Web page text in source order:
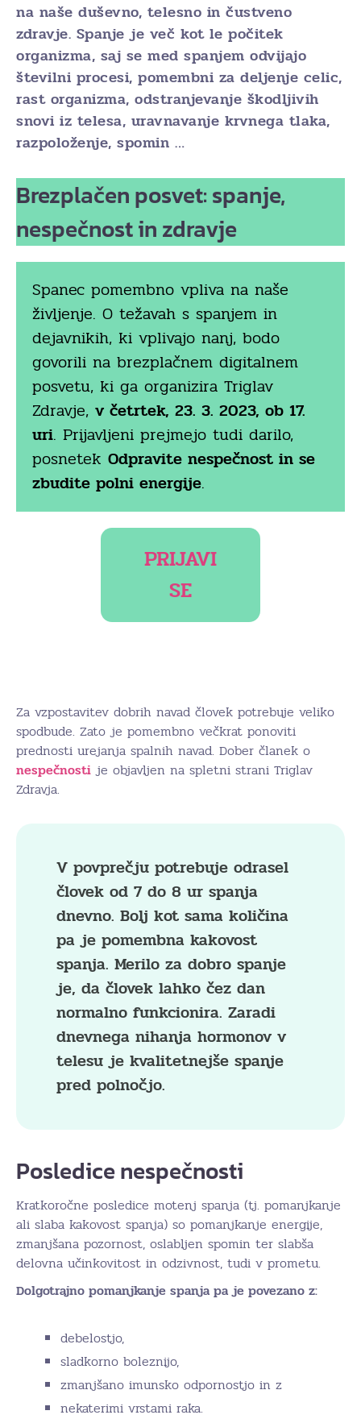
na naše duševno, telesno in čustveno
zdravje. Spanje je več kot le počitek
organizma, saj se med spanjem odvijajo
številni procesi, pomembni za deljenje celic,
rast organizma, odstranjevanje škodljivih
snovi iz telesa, uravnavanje krvnega tlaka,
razpoloženje, spomin …
Brezplačen posvet: spanje,
nespečnost in zdravje
Spanec pomembno vpliva na naše
življenje. O težavah s spanjem in
dejavnikih, ki vplivajo nanj, bodo
govorili na brezplačnem digitalnem
posvetu, ki ga organizira Triglav
Zdravje, v četrtek, 23. 3. 2023, ob 17.
uri. Prijavljeni prejmejo tudi darilo,
posnetek Odpravite nespečnost in se
zbudite polni energije.
PRIJAVI
SE
Za vzpostavitev dobrih navad človek potrebuje veliko
spodbude. Zato je pomembno večkrat ponoviti
prednosti urejanja spalnih navad. Dober članek o
nespečnosti je objavljen na spletni strani Triglav
Zdravja.
V povprečju potrebuje odrasel
človek od 7 do 8 ur spanja
dnevno. Bolj kot sama količina
pa je pomembna kakovost
spanja. Merilo za dobro spanje
je, da človek lahko čez dan
normalno funkcionira. Zaradi
dnevnega nihanja hormonov v
telesu je kvalitetnejše spanje
pred polnočjo.
Posledice nespečnosti
Kratkoročne posledice motenj spanja (tj. pomanjkanje
ali slaba kakovost spanja) so pomanjkanje energije,
zmanjšana pozornost, oslabljen spomin ter slabša
delovna učinkovitost in odzivnost, tudi v prometu.
Dolgotrajno pomanjkanje spanja pa je povezano z:
debelostjo,
sladkorno boleznijo,
zmanjšano imunsko odpornostjo in z
nekaterimi vrstami raka.